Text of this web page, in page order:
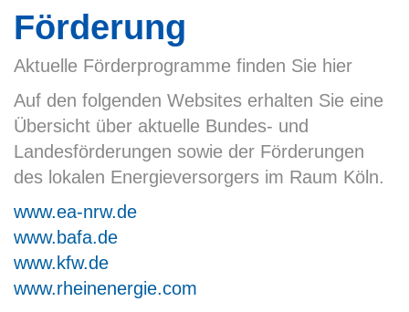
Förderung
Aktuelle Förderprogramme finden Sie hier
Auf den folgenden Websites erhalten Sie eine
Übersicht über aktuelle Bundes- und
Landesförderungen sowie der Förderungen
des lokalen Energieversorgers im Raum Köln.
www.ea-nrw.de
www.bafa.de
www.kfw.de
www.rheinenergie.com